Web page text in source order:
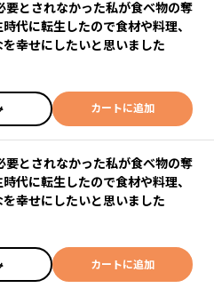
要とされなかった私が食べ物の奪
代に転生したので食材や料理、
幸せにしたいと思いました
カートに追加
要とされなかった私が食べ物の奪
代に転生したので食材や料理、
幸せにしたいと思いました
カートに追加